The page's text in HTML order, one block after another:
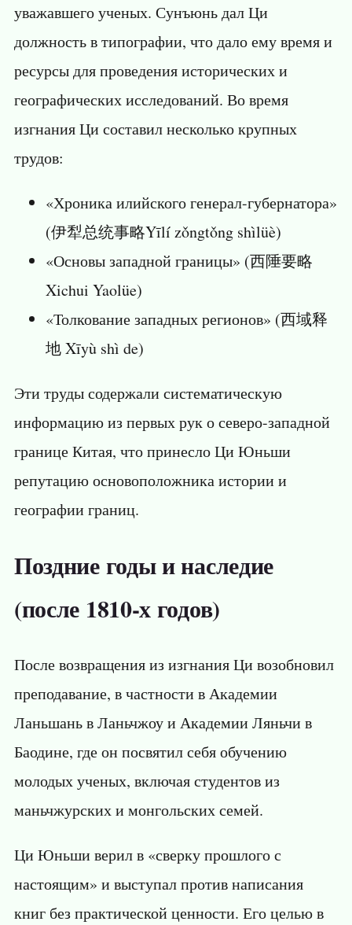
уважавшего ученых. Сунъюнь дал Ци
должность в типографии, что дало ему время и
ресурсы для проведения исторических и
географических исследований. Во время
изгнания Ци составил несколько крупных
трудов:
«Хроника илийского генерал-губернатора»
(伊犁总统事略Yīlí zǒngtǒng shìlüè)
«Основы западной границы» (西陲要略
Xichui Yaolüe)
«Толкование западных регионов» (西域释
地 Xīyù shì de)
Эти труды содержали систематическую
информацию из первых рук о северо-западной
границе Китая, что принесло Ци Юньши
репутацию основоположника истории и
географии границ.
Поздние годы и наследие
(после 1810-х годов)
После возвращения из изгнания Ци возобновил
преподавание, в частности в Академии
Ланьшань в Ланьчжоу и Академии Ляньчи в
Баодине, где он посвятил себя обучению
молодых ученых, включая студентов из
маньчжурских и монгольских семей.
Ци Юньши верил в «сверку прошлого с
настоящим» и выступал против написания
книг без практической ценности. Его целью в